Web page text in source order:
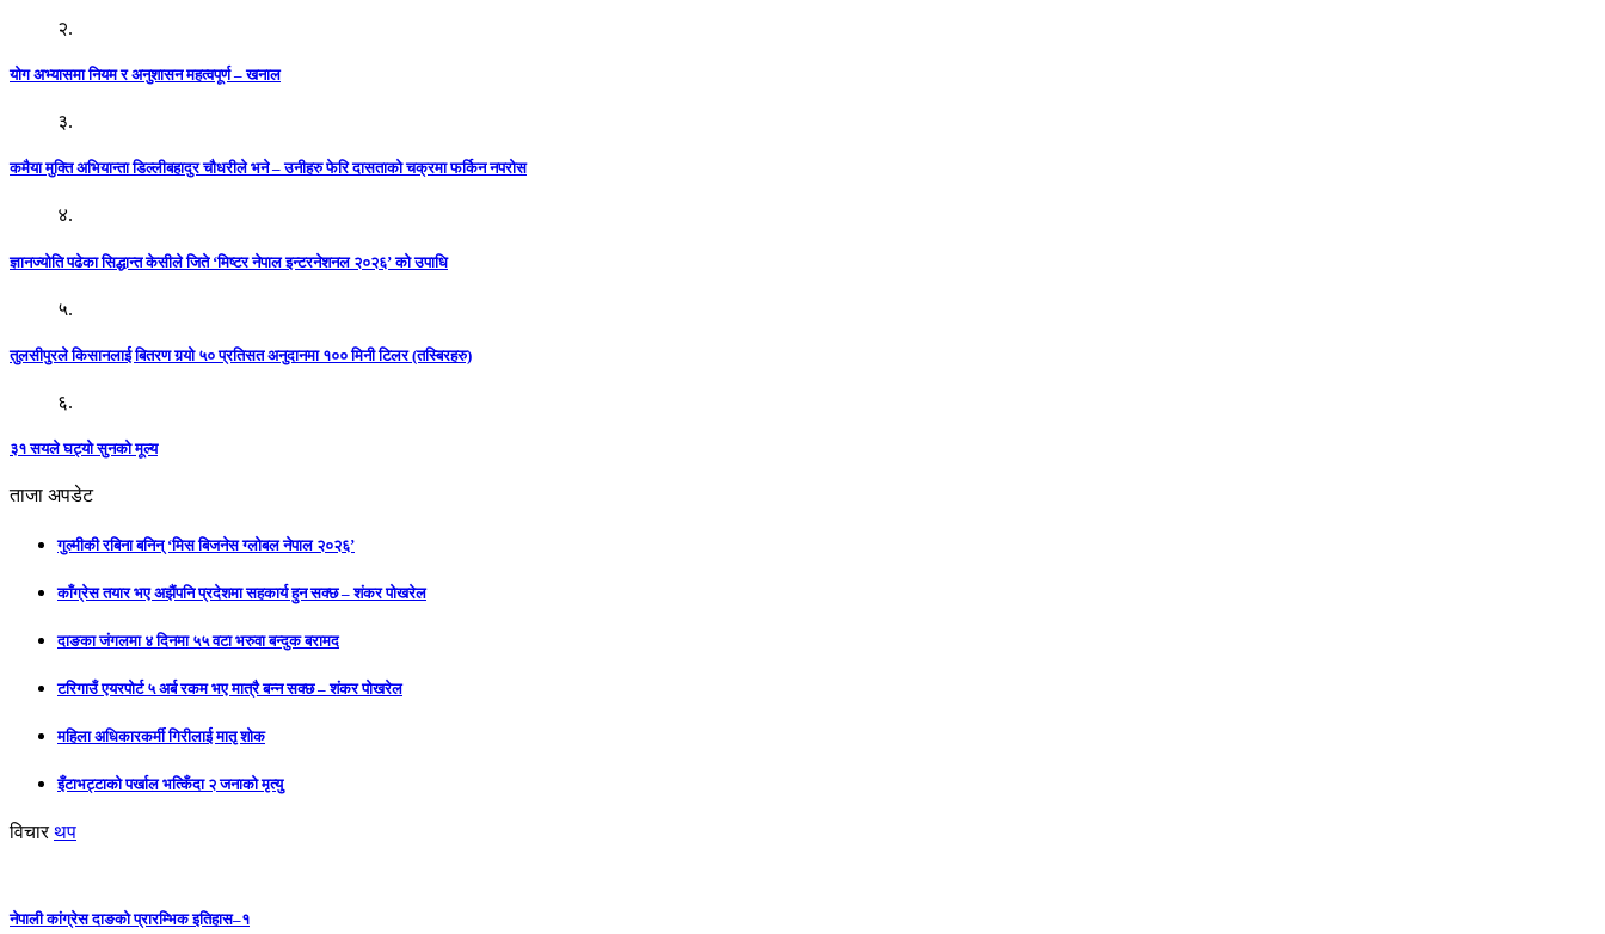
२.
योग अभ्यासमा नियम र अनुशासन महत्वपूर्ण – खनाल
३.
कमैया मुक्ति अभियान्ता डिल्लीबहादुर चौधरीले भने – उनीहरु फेरि दासताको चक्रमा फर्किन नपरोस
४.
ज्ञानज्योति पढेका सिद्धान्त केसीले जिते ‘मिष्टर नेपाल इन्टरनेशनल २०२६’ को उपाधि
५.
तुलसीपुरले किसानलाई बितरण गर्‍यो ५० प्रतिसत अनुदानमा १०० मिनी टिलर (तस्बिरहरु)
६.
३१ सयले घट्यो सुनको मूल्य
ताजा अपडेट
गुल्मीकी रबिना बनिन् ‘मिस बिजनेस ग्लोबल नेपाल २०२६’
काँग्रेस तयार भए अझैंपनि प्रदेशमा सहकार्य हुन सक्छ – शंकर पोखरेल
दाङका जंगलमा ४ दिनमा ५५ वटा भरुवा बन्दुक बरामद
टरिगाउँ एयरपोर्ट ५ अर्ब रकम भए मात्रै बन्न सक्छ – शंकर पोखरेल
महिला अधिकारकर्मी गिरीलाई मातृ शोक
इँटाभट्टाको पर्खाल भत्किँदा २ जनाको मृत्यु
विचार थप
नेपाली कांग्रेस दाङको प्रारम्भिक इतिहास–१